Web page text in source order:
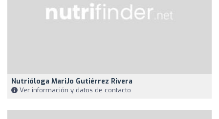
Nutrióloga MariJo Gutiérrez Rivera
Ver información y datos de contacto